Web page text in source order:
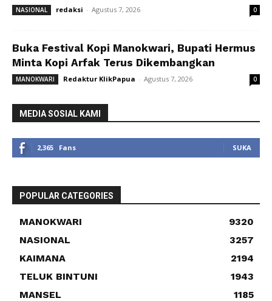
NASIONAL redaksi - Agustus 7, 2026 0
Buka Festival Kopi Manokwari, Bupati Hermus
Minta Kopi Arfak Terus Dikembangkan
MANOKWARI Redaktur KlikPapua - Agustus 7, 2026 0
MEDIA SOSIAL KAMI
2,365 Fans SUKA
POPULAR CATEGORIES
MANOKWARI
9320
NASIONAL
3257
KAIMANA
2194
TELUK BINTUNI
1943
MANSEL
1185